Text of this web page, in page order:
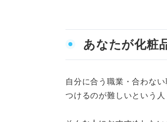
面接対策に役
②お気に
③弊社の
あなたが化粧
自分に合う職業・合わな
つけるのが難しいという人